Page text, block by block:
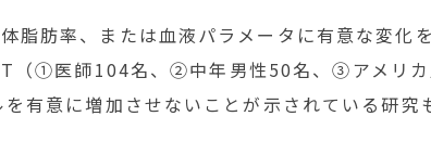
脂肪率、または血液パラメータに有意な変化
（①医師104名、②中年男性50名、③アメリ
有意に増加させないことが示されている研究